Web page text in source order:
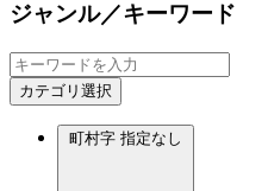
ジャンル／キーワード
カテゴリ選択
町村字 指定なし